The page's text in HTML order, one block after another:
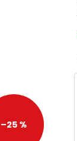
–25 %